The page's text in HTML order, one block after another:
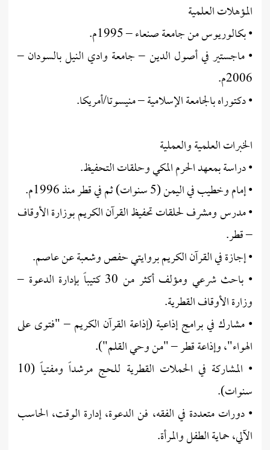
المؤهلات العلمية
• بكالوريوس من جامعة صنعاء – 1995م.
• ماجستير في أصول الدين – جامعة وادي النيل بالسودان –
2006م.
• دكتوراه بالجامعة الإسلامية – منيسوتا/أمريكا.
الخبرات العلمية والعملية
• دراسة بمعهد الحرم المكي وحلقات التحفيظ.
• إمام وخطيب في اليمن (5 سنوات) ثم في قطر منذ 1996م.
• مدرس ومشرف لحلقات تحفيظ القرآن الكريم بوزارة الأوقاف
– قطر.
• إجازة في القرآن الكريم بروايتي حفص وشعبة عن عاصم.
• باحث شرعي ومؤلف أكثر من 30 كتيباً بإدارة الدعوة –
وزارة الأوقاف القطرية.
• مشارك في برامج إذاعية (إذاعة القرآن الكريم – "فتوى على
الهواء"، وإذاعة قطر – "من وحي القلم").
• المشاركة في الحملات القطرية للحج مرشداً ومفتياً (10
سنوات).
• دورات متعددة في الفقه، فن الدعوة، إدارة الوقت، الحاسب
الآلي، حماية الطفل والمرأة.